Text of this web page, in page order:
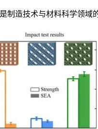
制造技术与材料科学领域